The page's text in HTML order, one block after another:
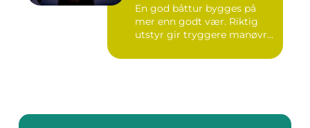
En god båttur bygges på
mer enn godt vær. Riktig
utstyr gir tryggere manøvr...